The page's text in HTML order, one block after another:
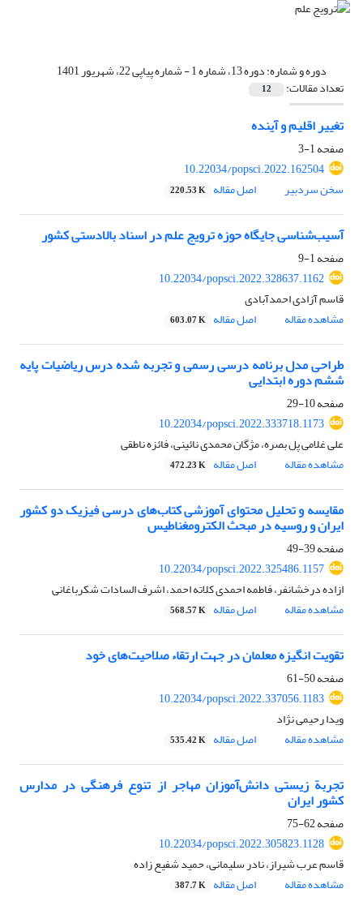
دوره و شماره:دوره 13، شماره 1 - شماره پیاپی 22، شهریور 1401
تعداد مقالات: 12
تغییر اقلیم و آینده
صفحه1-3
10.22034/popsci.2022.162504
سخن سردبیر
اصل مقاله 220.53 K
آسیب‌شناسی جایگاه حوزه ترویج علم در اسناد بالادستی کشور
صفحه1-9
10.22034/popsci.2022.328637.1162
قاسم آزادی احمدآبادی
مشاهده مقاله
اصل مقاله 603.07 K
طراحی مدل برنامه درسی رسمی و تجربه شده درس ریاضیات پایه
ششم دوره ابتدایی
صفحه10-29
10.22034/popsci.2022.333718.1173
علی غلامی پل بصره، مژگان محمدی نائینی، فائزه ناطقی
مشاهده مقاله
اصل مقاله 472.23 K
مقایسه و تحلیل محتوای آموزشی کتاب‌های درسی فیزیک دو کشور
ایران و روسیه در مبحث الکترومغناطیس
صفحه39-49
10.22034/popsci.2022.325486.1157
ازاده درخشانفر، فاطمه احمدی کلاته احمد، اشرف السادات شکرباغانی
مشاهده مقاله
اصل مقاله 568.57 K
تقویت انگیزه معلمان در جهت ارتقاء صلاحیت‌های خود
صفحه50-61
10.22034/popsci.2022.337056.1183
ویدا رحیمی نژاد
مشاهده مقاله
اصل مقاله 535.42 K
تجربة زیستی دانش‌آموزان مهاجر از تنوع فرهنگی در مدارس
کشور ایران
صفحه62-75
10.22034/popsci.2022.305823.1128
قاسم عرب شیراز، نادر سلیمانی، حمید شفیع زاده
مشاهده مقاله
اصل مقاله 387.7 K